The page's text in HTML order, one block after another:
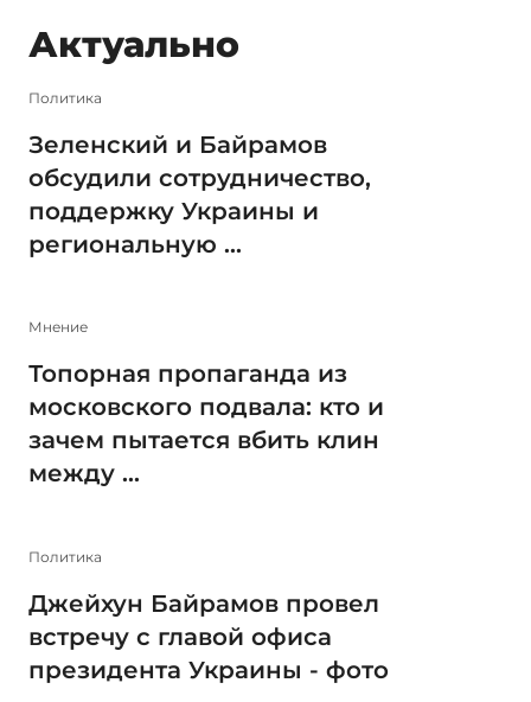
Актуально
Политика
Зеленский и Байрамов
обсудили сотрудничество,
поддержку Украины и
региональную ...
Мнение
Топорная пропаганда из
московского подвала: кто и
зачем пытается вбить клин
между ...
Политика
Джейхун Байрамов провел
встречу с главой офиса
президента Украины - фото